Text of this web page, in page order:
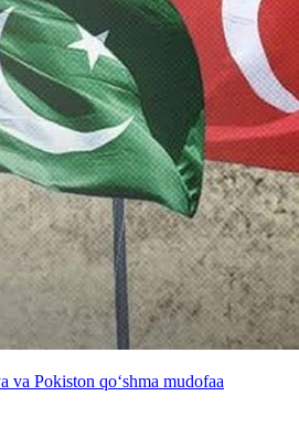
va Pokiston qo‘shma mudofaa